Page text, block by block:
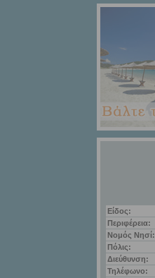
Είδος:
Περιφέρεια:
Νομός Νησί:
Πόλις:
Διεύθυνση:
Τηλέφωνο: